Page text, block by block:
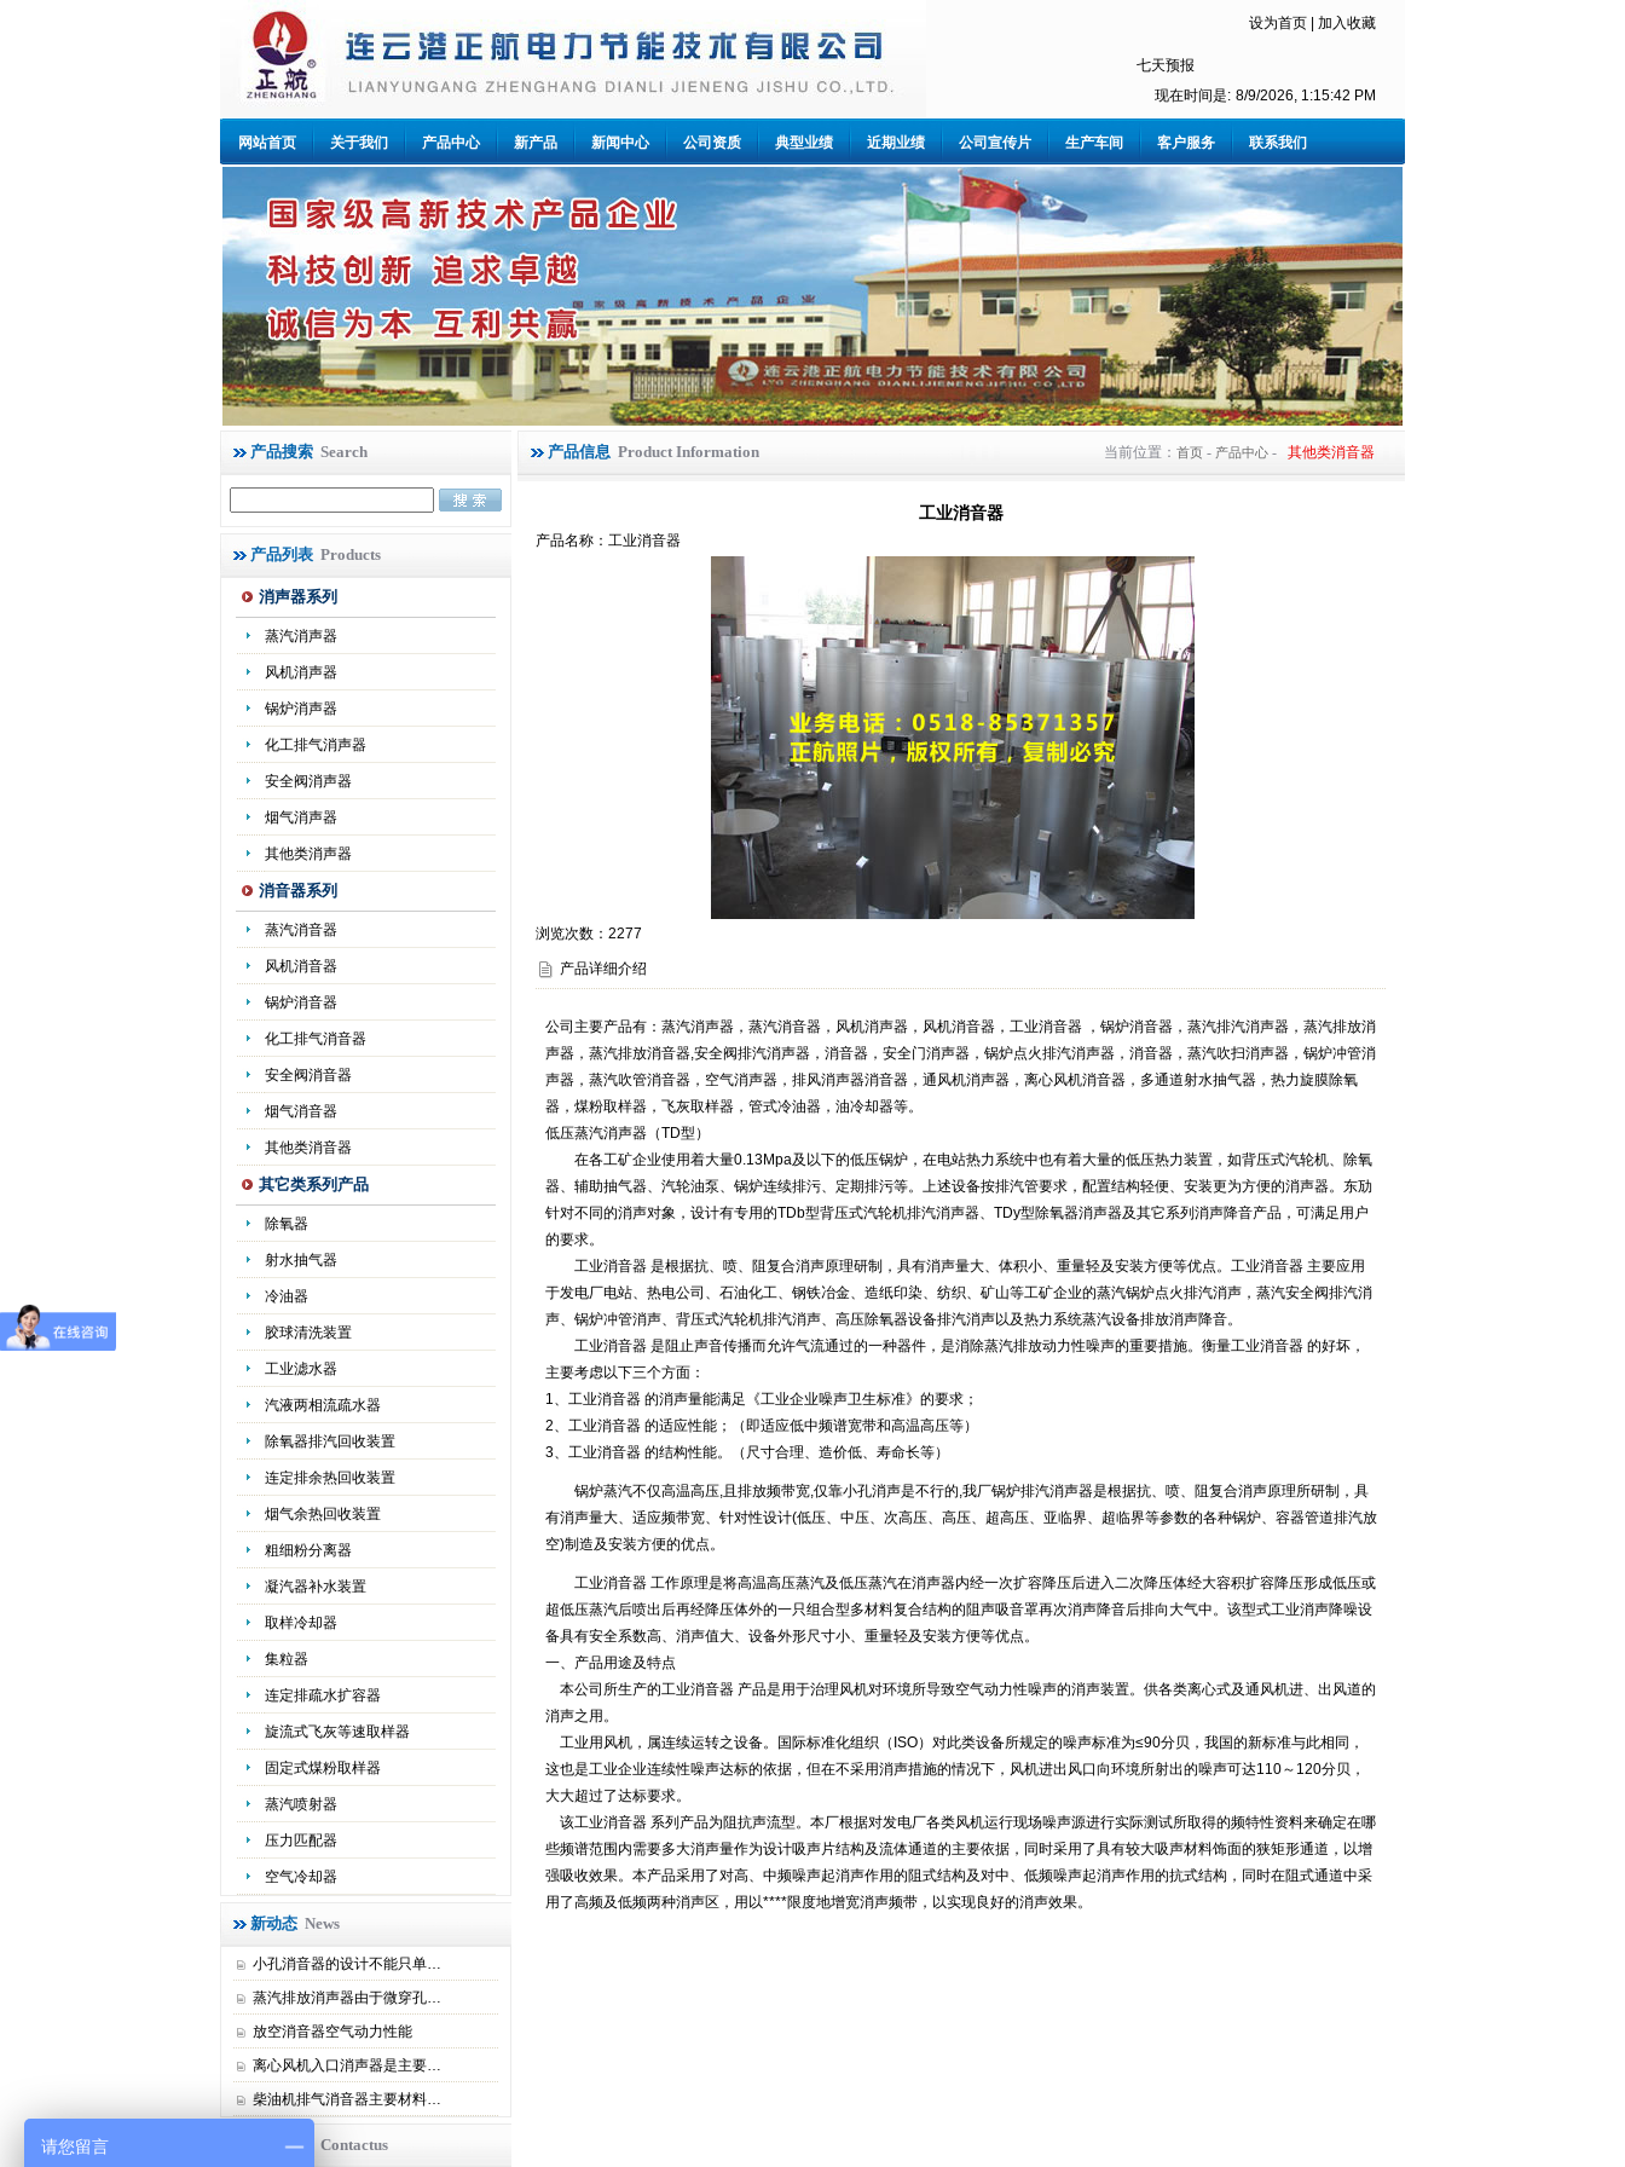
设为首页 加入收藏
现在时间是: 8/9/2026, 1:15:42 PM
网站首页 关于我们 产品中心 新产品 新闻中心 公司资质 典型业绩 近期业绩 公司宣传片 生产车间 客户服务 联系我们
产品搜索 Search
产品列表 Products
消声器系列
蒸汽消声器
风机消声器
锅炉消声器
化工排气消声器
安全阀消声器
烟气消声器
其他类消声器
消音器系列
蒸汽消音器
风机消音器
锅炉消音器
化工排气消音器
安全阀消音器
烟气消音器
其他类消音器
其它类系列产品
除氧器
射水抽气器
冷油器
胶球清洗装置
工业滤水器
汽液两相流疏水器
除氧器排汽回收装置
连定排余热回收装置
烟气余热回收装置
粗细粉分离器
凝汽器补水装置
取样冷却器
集粒器
连定排疏水扩容器
旋流式飞灰等速取样器
固定式煤粉取样器
蒸汽喷射器
压力匹配器
空气冷却器
新动态 News
小孔消音器的设计不能只单…
蒸汽排放消声器由于微穿孔…
放空消音器空气动力性能
离心风机入口消声器是主要…
柴油机排气消音器主要材料…
联系我们 Contactus
产品信息 Product Information 当前位置： 首页 - 产品中心 - 其他类消音器
工业消音器
产品名称：工业消音器
浏览次数： 2277
产品详细介绍
公司主要产品有：蒸汽消声器，蒸汽消音器，风机消声器，风机消音器，工业消音器 ，锅炉消音器，蒸汽排汽消声器，蒸汽排放消
声器，蒸汽排放消音器,安全阀排汽消声器，消音器，安全门消声器，锅炉点火排汽消声器，消音器，蒸汽吹扫消声器，锅炉冲管消
声器，蒸汽吹管消音器，空气消声器，排风消声器消音器，通风机消声器，离心风机消音器，多通道射水抽气器，热力旋膜除氧
器，煤粉取样器，飞灰取样器，管式冷油器，油冷却器等。
低压蒸汽消声器（TD型）
在各工矿企业使用着大量0.13Mpa及以下的低压锅炉，在电站热力系统中也有着大量的低压热力装置，如背压式汽轮机、除氧
器、辅助抽气器、汽轮油泵、锅炉连续排污、定期排污等。上述设备按排汽管要求，配置结构轻便、安装更为方便的消声器。东劢
针对不同的消声对象，设计有专用的TDb型背压式汽轮机排汽消声器、TDy型除氧器消声器及其它系列消声降音产品，可满足用户
的要求。
工业消音器 是根据抗、喷、阻复合消声原理研制，具有消声量大、体积小、重量轻及安装方便等优点。工业消音器 主要应用
于发电厂电站、热电公司、石油化工、钢铁冶金、造纸印染、纺织、矿山等工矿企业的蒸汽锅炉点火排汽消声，蒸汽安全阀排汽消
声、锅炉冲管消声、背压式汽轮机排汽消声、高压除氧器设备排汽消声以及热力系统蒸汽设备排放消声降音。
工业消音器 是阻止声音传播而允许气流通过的一种器件，是消除蒸汽排放动力性噪声的重要措施。衡量工业消音器 的好坏，
主要考虑以下三个方面：
1、工业消音器 的消声量能满足《工业企业噪声卫生标准》的要求；
2、工业消音器 的适应性能；（即适应低中频谱宽带和高温高压等）
3、工业消音器 的结构性能。（尺寸合理、造价低、寿命长等）
锅炉蒸汽不仅高温高压,且排放频带宽,仅靠小孔消声是不行的,我厂锅炉排汽消声器是根据抗、喷、阻复合消声原理所研制，具
有消声量大、适应频带宽、针对性设计(低压、中压、次高压、高压、超高压、亚临界、超临界等参数的各种锅炉、容器管道排汽放
空)制造及安装方便的优点。
工业消音器 工作原理是将高温高压蒸汽及低压蒸汽在消声器内经一次扩容降压后进入二次降压体经大容积扩容降压形成低压或
超低压蒸汽后喷出后再经降压体外的一只组合型多材料复合结构的阻声吸音罩再次消声降音后排向大气中。该型式工业消声降噪设
备具有安全系数高、消声值大、设备外形尺寸小、重量轻及安装方便等优点。
一、产品用途及特点
本公司所生产的工业消音器 产品是用于治理风机对环境所导致空气动力性噪声的消声装置。供各类离心式及通风机进、出风道的
消声之用。
工业用风机，属连续运转之设备。国际标准化组织（ISO）对此类设备所规定的噪声标准为≤90分贝，我国的新标准与此相同，
这也是工业企业连续性噪声达标的依据，但在不采用消声措施的情况下，风机进出风口向环境所射出的噪声可达110～120分贝，
大大超过了达标要求。
该工业消音器 系列产品为阻抗声流型。本厂根据对发电厂各类风机运行现场噪声源进行实际测试所取得的频特性资料来确定在哪
些频谱范围内需要多大消声量作为设计吸声片结构及流体通道的主要依据，同时采用了具有较大吸声材料饰面的狭矩形通道，以增
强吸收效果。本产品采用了对高、中频噪声起消声作用的阻式结构及对中、低频噪声起消声作用的抗式结构，同时在阻式通道中采
用了高频及低频两种消声区，用以****限度地增宽消声频带，以实现良好的消声效果。
请您留言